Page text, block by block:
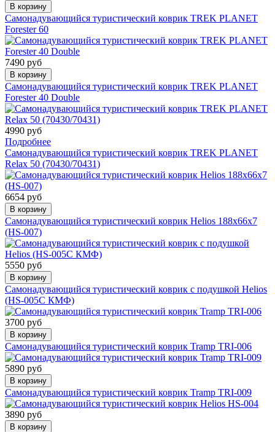
В корзину
Самонадувающийся туристический коврик TREK PLANET
Forester 60
7490 руб
В корзину
Самонадувающийся туристический коврик TREK PLANET
Forester 40 Double
4990 руб
Подробнее
Самонадувающийся туристический коврик TREK PLANET
Relax 50 (70430/70431)
6654 руб
В корзину
Самонадувающийся туристический коврик Helios 188x66x7
(HS-007)
5550 руб
В корзину
Самонадувающийся туристический коврик с подушкой Helios
(HS-005C КМФ)
3700 руб
В корзину
Самонадувающийся туристический коврик Tramp TRI-006
5890 руб
В корзину
Самонадувающийся туристический коврик Tramp TRI-009
3890 руб
В корзину